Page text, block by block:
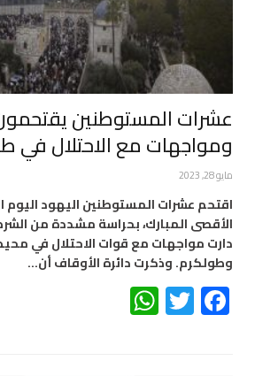
عشرات المستوطنين
ومواجهات مع الاحتلال في
مايو 28, 2023
اقتحم عشرات المستوطنين اليهود اليوم
الأقصى المبارك، بحراسة مشددة من
دارت مواجهات مع قوات الاحتلال في
وطولكرم. وذكرت دائرة الأوقاف أن…
Facebook
Twitter